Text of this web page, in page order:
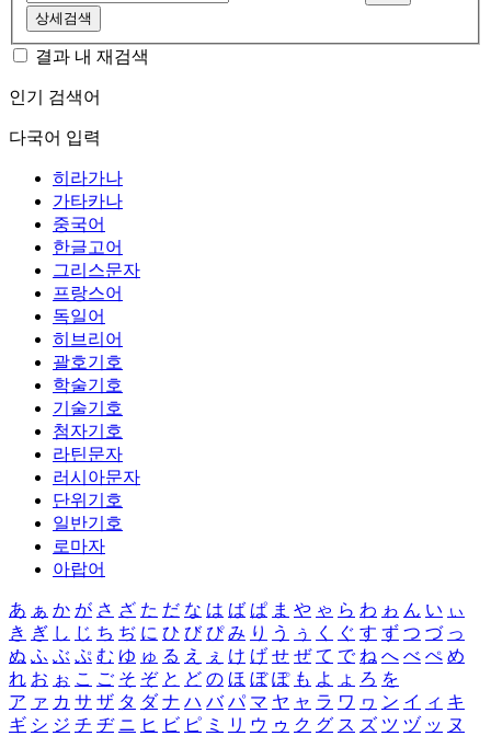
상세검색
결과 내 재검색
인기 검색어
다국어 입력
히라가나
가타카나
중국어
한글고어
그리스문자
프랑스어
독일어
히브리어
괄호기호
학술기호
기술기호
첨자기호
라틴문자
러시아문자
단위기호
일반기호
로마자
아랍어
あ ぁ か が さ ざ た だ な は ば ぱ ま や ゃ ら わ ゎ ん い ぃ
き ぎ し じ ち ぢ に ひ び ぴ み り う ぅ く ぐ す ず つ づ っ
ぬ ふ ぶ ぷ む ゆ ゅ る え ぇ け げ せ ぜ て で ね へ べ ぺ め
れ お ぉ こ ご そ ぞ と ど の ほ ぼ ぽ も よ ょ ろ を
ア ァ カ サ ザ タ ダ ナ ハ バ パ マ ヤ ャ ラ ワ ヮ ン イ ィ キ
ギ シ ジ チ ヂ ニ ヒ ビ ピ ミ リ ウ ゥ ク グ ス ズ ツ ヅ ッ ヌ